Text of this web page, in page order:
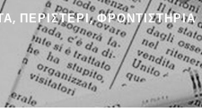
, ΠΕΡΙΣΤΕΡΙ, ΦΡΟΝΤΙΣΤΗΡΙΑ